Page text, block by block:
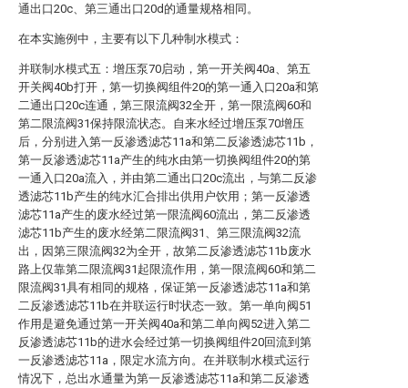
通出口20c、第三通出口20d的通量规格相同。
在本实施例中，主要有以下几种制水模式：
并联制水模式五：增压泵70启动，第一开关阀40a、第五
开关阀40b打开，第一切换阀组件20的第一通入口20a和第
二通出口20c连通，第三限流阀32全开，第一限流阀60和
第二限流阀31保持限流状态。自来水经过增压泵70增压
后，分别进入第一反渗透滤芯11a和第二反渗透滤芯11b，
第一反渗透滤芯11a产生的纯水由第一切换阀组件20的第
一通入口20a流入，并由第二通出口20c流出，与第二反渗
透滤芯11b产生的纯水汇合排出供用户饮用；第一反渗透
滤芯11a产生的废水经过第一限流阀60流出，第二反渗透
滤芯11b产生的废水经第二限流阀31、第三限流阀32流
出，因第三限流阀32为全开，故第二反渗透滤芯11b废水
路上仅靠第二限流阀31起限流作用，第一限流阀60和第二
限流阀31具有相同的规格，保证第一反渗透滤芯11a和第
二反渗透滤芯11b在并联运行时状态一致。第一单向阀51
作用是避免通过第一开关阀40a和第二单向阀52进入第二
反渗透滤芯11b的进水会经过第一切换阀组件20回流到第
一反渗透滤芯11a，限定水流方向。在并联制水模式运行
情况下，总出水通量为第一反渗透滤芯11a和第二反渗透